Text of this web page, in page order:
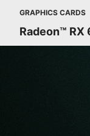
GRAPHICS CARDS
Radeon™ RX